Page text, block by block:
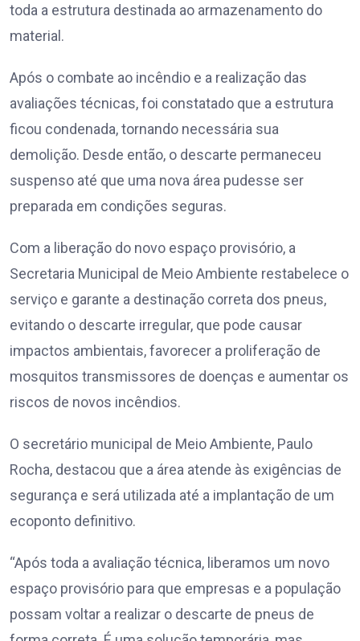
toda a estrutura destinada ao armazenamento do
material.
Após o combate ao incêndio e a realização das
avaliações técnicas, foi constatado que a estrutura
ficou condenada, tornando necessária sua
demolição. Desde então, o descarte permaneceu
suspenso até que uma nova área pudesse ser
preparada em condições seguras.
Com a liberação do novo espaço provisório, a
Secretaria Municipal de Meio Ambiente restabelece o
serviço e garante a destinação correta dos pneus,
evitando o descarte irregular, que pode causar
impactos ambientais, favorecer a proliferação de
mosquitos transmissores de doenças e aumentar os
riscos de novos incêndios.
O secretário municipal de Meio Ambiente, Paulo
Rocha, destacou que a área atende às exigências de
segurança e será utilizada até a implantação de um
ecoponto definitivo.
“Após toda a avaliação técnica, liberamos um novo
espaço provisório para que empresas e a população
possam voltar a realizar o descarte de pneus de